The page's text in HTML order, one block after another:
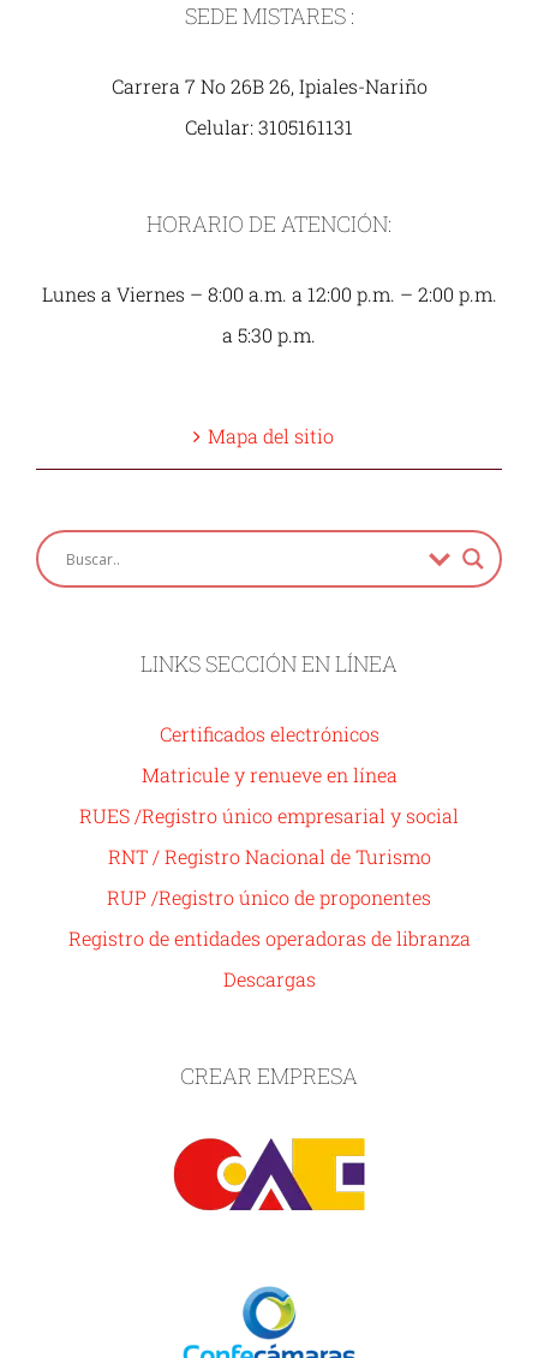
SEDE MISTARES :
Carrera 7 No 26B 26, Ipiales-Nariño
Celular: 3105161131
HORARIO DE ATENCIÓN:
Lunes a Viernes – 8:00 a.m. a 12:00 p.m. – 2:00 p.m.
a 5:30 p.m.
Mapa del sitio
LINKS SECCIÓN EN LÍNEA
Certificados electrónicos
Matricule y renueve en línea
RUES /Registro único empresarial y social
RNT / Registro Nacional de Turismo
RUP /Registro único de proponentes
Registro de entidades operadoras de libranza
Descargas
CREAR EMPRESA